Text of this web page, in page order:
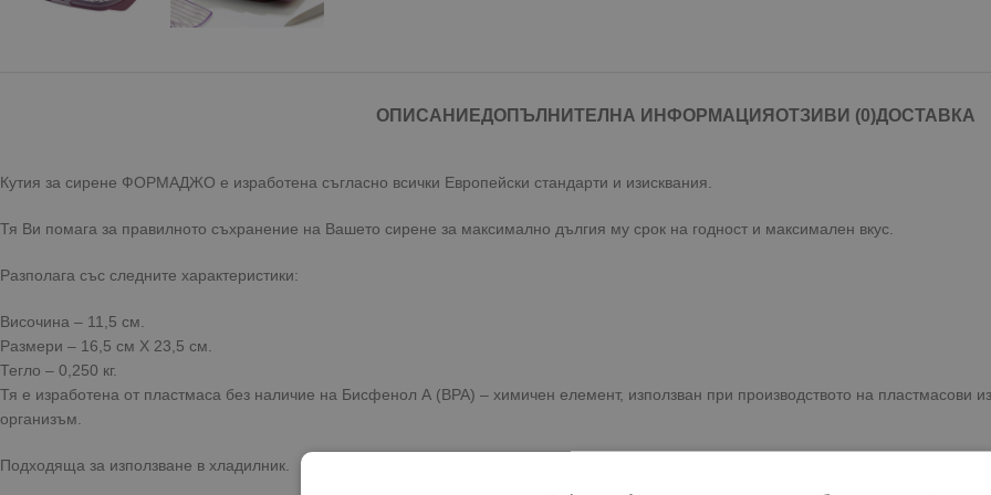
ОПИСАНИЕДОПЪЛНИТЕЛНА ИНФОРМАЦИЯ ОТЗИВИ (0)ДОСТАВКА
Кутия за сирене ФОРМАДЖО е изработена съгласно всички Европейски стандарти и изисквания.
Тя Ви помага за правилното съхранение на Вашето сирене за максимално дългия му срок на годност и максимален вкус.
Разполага със следните характеристики:
Височина – 11,5 см.
Размери – 16,5 см Х 23,5 см.
Тегло – 0,250 кг.
Тя е изработена от пластмаса без наличие на Бисфенол А (ВРА) – химичен елемент, използван при производството на пластмасови
организъм.
Подходяща за използване в хладилник.